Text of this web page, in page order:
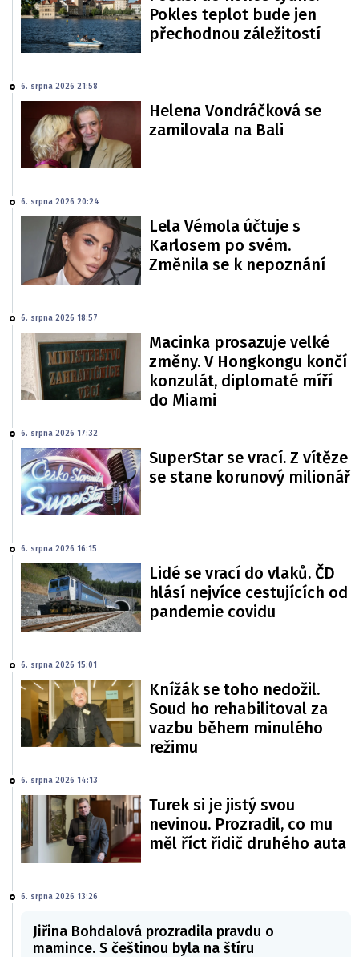
Pokles teplot bude jen
přechodnou záležitostí
6. srpna 2026 21:58
Helena Vondráčková se
zamilovala na Bali
6. srpna 2026 20:24
Lela Vémola účtuje s
Karlosem po svém.
Změnila se k nepoznání
6. srpna 2026 18:57
Macinka prosazuje velké
změny. V Hongkongu končí
konzulát, diplomaté míří
do Miami
6. srpna 2026 17:32
SuperStar se vrací. Z vítěze
se stane korunový milionář
6. srpna 2026 16:15
Lidé se vrací do vlaků. ČD
hlásí nejvíce cestujících od
pandemie covidu
6. srpna 2026 15:01
Knížák se toho nedožil.
Soud ho rehabilitoval za
vazbu během minulého
režimu
6. srpna 2026 14:13
Turek si je jistý svou
nevinou. Prozradil, co mu
měl říct řidič druhého auta
6. srpna 2026 13:26
Jiřina Bohdalová prozradila pravdu o
mamince. S češtinou byla na štíru